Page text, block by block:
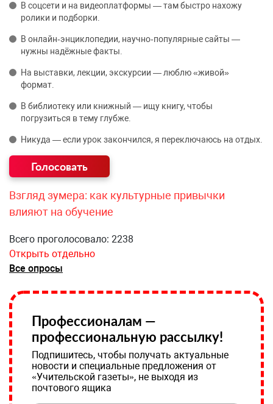
В соцсети и на видеоплатформы — там быстро нахожу
ролики и подборки.
В онлайн‑энциклопедии, научно‑популярные сайты —
нужны надёжные факты.
На выставки, лекции, экскурсии — люблю «живой»
формат.
В библиотеку или книжный — ищу книгу, чтобы
погрузиться в тему глубже.
Никуда — если урок закончился, я переключаюсь на отдых.
Взгляд зумера: как культурные привычки
влияют на обучение
Всего проголосовало: 2238
Открыть отдельно
Все опросы
Профессионалам —
профессиональную рассылку!
Подпишитесь, чтобы получать актуальные
новости и специальные предложения от
«Учительской газеты», не выходя из
почтового ящика